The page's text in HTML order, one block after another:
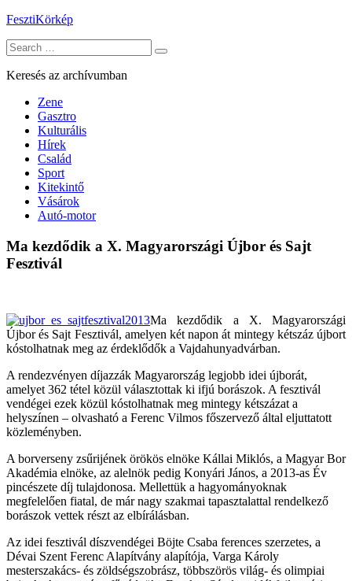
Skip
content
FesztiKörkép
Search
for:
Keresés az archívumban
Zene
Gasztro
Kulturális
Hírek
Család
Sport
Kitekintő
Vásárok
Autó-motor
Ma kezdődik a X. Magyarországi Újbor és Sajt
Fesztivál
Ma kezdődik a X. Magyarországi
Újbor és Sajt Fesztivál, amelyen két napon át mintegy kétszáz újbort
kóstolhatnak meg az érdeklődők a Vajdahunyadvárban.
A rendezvényen díjazzák Magyarország legjobb idei újborát,
amelyet 362 tétel közül választottak ki ifjú borászok. A fesztivál
vendégei ezek közül kóstolhatnak meg mintegy kétszázat a
helyszínen – olvasható a Ferenc Vilmos főszervező által eljuttatott
közleményben.
A borverseny zsűrijének örökös elnöke Kállai Miklós, a Magyar Bor
Akadémia elnöke, az alelnök pedig Konyári János, a 2013-as Év
pincészete díj tulajdonosa. Mellettük a hagyományoknak
megfelelően fiatal, de már nagy szakmai tapasztalattal rendelkező
borászok vettek részt az elbírálásban.
Az idei fesztivál díszvendégei Böjte Csaba ferences szerzetes, a
Dévai Szent Ferenc Alapítvány alapítója, Varga Károly
mesterszakács- és zöldségszobrász, többszörös világ- és olimpiai